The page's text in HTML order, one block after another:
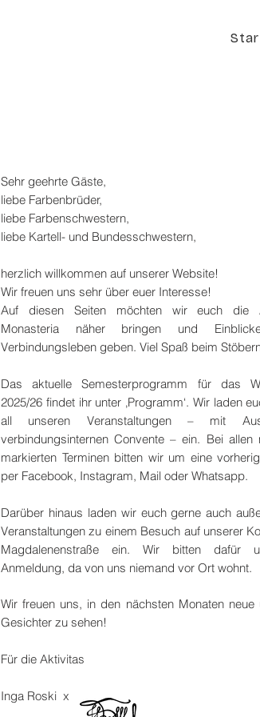
Sehr geehrte Gäste,
liebe Farbenbrüder,
liebe Farbenschwestern,
liebe Kartell- und Bundesschwestern,
herzlich willkommen auf unserer Website!
Wir freuen uns sehr über euer Interesse!
Auf diesen Seiten möchten wir euch die
Monasteria näher bringen und
Verbindungsleben geben. Viel Spaß beim
Das aktuelle Semesterprogramm für das
2025/26 findet ihr unter ‚Programm‘. Wir laden
all unseren Veranstaltungen – mit
verbindungsinternen Convente – ein. Bei allen
markierten Terminen bitten wir um eine
per Facebook, Instagram, Mail oder Whatsapp.
Darüber hinaus laden wir euch gerne auch
Veranstaltungen zu einem Besuch auf unserer
Magdalenenstraße ein. Wir bitten dafür
Anmeldung, da von uns niemand vor Ort wohnt.
Wir freuen uns, in den nächsten Monaten neue
Gesichter zu sehen!
Für die Aktivitas
Inga Roski x